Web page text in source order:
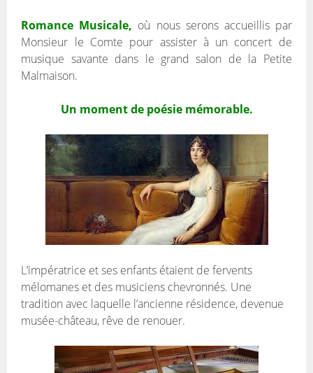
Romance Musicale, où nous serons accueillis par
Monsieur le Comte pour assister à un concert de
musique savante dans le grand salon de la Petite
Malmaison.
Un moment de poésie mémorable.
L’impératrice et ses enfants étaient de fervents
mélomanes et des musiciens chevronnés. Une
tradition avec laquelle l’ancienne résidence, devenue
musée-château, rêve de renouer.